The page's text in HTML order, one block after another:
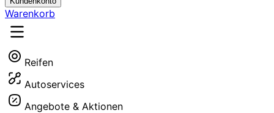
Warenkorb
Reifen
Autoservices
Angebote & Aktionen